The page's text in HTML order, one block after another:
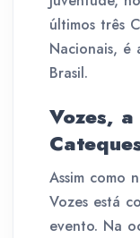
últimos três
Nacionais, é
Brasil.
Vozes,
Assim como
Vozes está
evento. Na